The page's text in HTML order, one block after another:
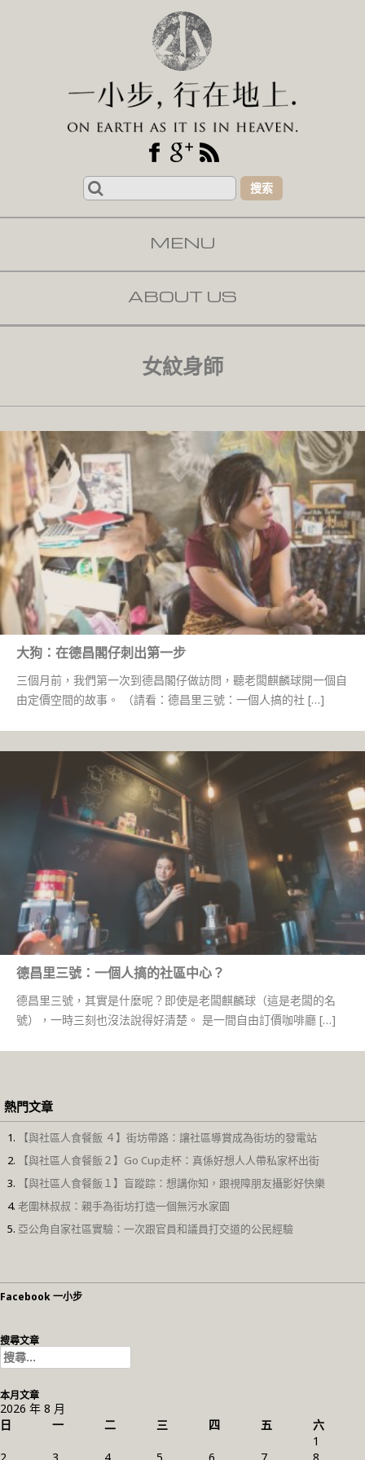
Search
for:
MENU
SKIP TO CONTENT
ABOUT US
女紋身師
大狗：在德昌閣仔刺出第一步
三個月前，我們第一次到德昌閣仔做訪問，聽老闆麒麟球開一個自
由定價空間的故事。 （請看：德昌里三號：一個人搞的社 […]
德昌里三號：一個人搞的社區中心？
德昌里三號，其實是什麼呢？即使是老闆麒麟球（這是老闆的名
號），一時三刻也沒法說得好清楚。 是一間自由訂價咖啡廳 […]
熱門文章
【與社區人食餐飯 ４】街坊帶路：讓社區導賞成為街坊的發電站
【與社區人食餐飯２】Go Cup走杯：真係好想人人帶私家杯出街
【與社區人食餐飯１】盲蹤踪：想講你知，跟視障朋友攝影好快樂
老圍林叔叔：親手為街坊打造一個無污水家園
亞公角自家社區實驗：一次跟官員和議員打交道的公民經驗
Facebook 一小步
搜尋文章
搜
尋
關
鍵
字:
本月文章
2026 年 8 月
日
一 二 三 四 五
六
1